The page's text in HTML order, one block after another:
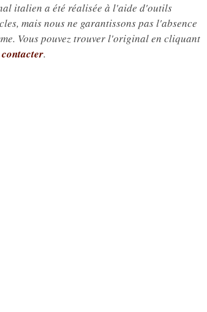
italien a été réalisée à l'aide d'outils
mais nous ne garantissons pas l'absence
Vous pouvez trouver l'original en cliquant
.